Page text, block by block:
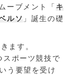
ーブメント「 キ
ルソ 」誕生の礎
ます。
スポーツ競技で
う要望を受け